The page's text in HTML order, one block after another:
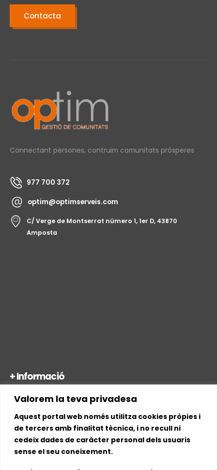
Valorem la teva privadesa
Aquest portal web només utilitza cookies pròpies i
de tercers amb finalitat tècnica, i no recull ni
cedeix dades de caràcter personal dels usuaris
sense el seu coneixement.
Contacta
Connectant persones, contruïm comunitats prósperes
977 700 372
optim@optimserveis.com
C/ Verge de Montserrat número 1, 1er D, 43870
Amposta
+ Informació
Accessibilitat
Avís legal i Política de privacitat
Mapa Web